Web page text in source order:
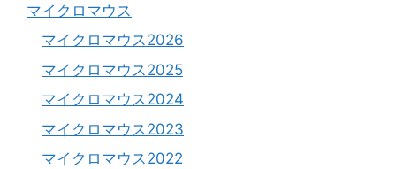
マイクロマウス
マイクロマウス2026
マイクロマウス2025
マイクロマウス2024
マイクロマウス2023
マイクロマウス2022